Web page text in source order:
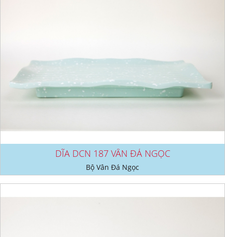
DĨA DCN 187 VÂN ĐÁ NGỌC
Bộ Vân Đá Ngọc